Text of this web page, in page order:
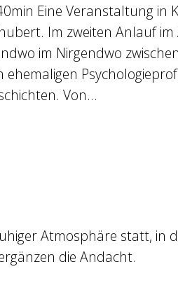
Eine Veranstaltung in
Im zweiten Anlauf
im Nirgendwo
Von…
Atmosphäre statt, in
die Andacht.